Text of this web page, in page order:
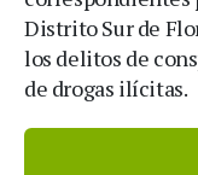
Distrito Sur de
los delitos de
de drogas ilícitas.